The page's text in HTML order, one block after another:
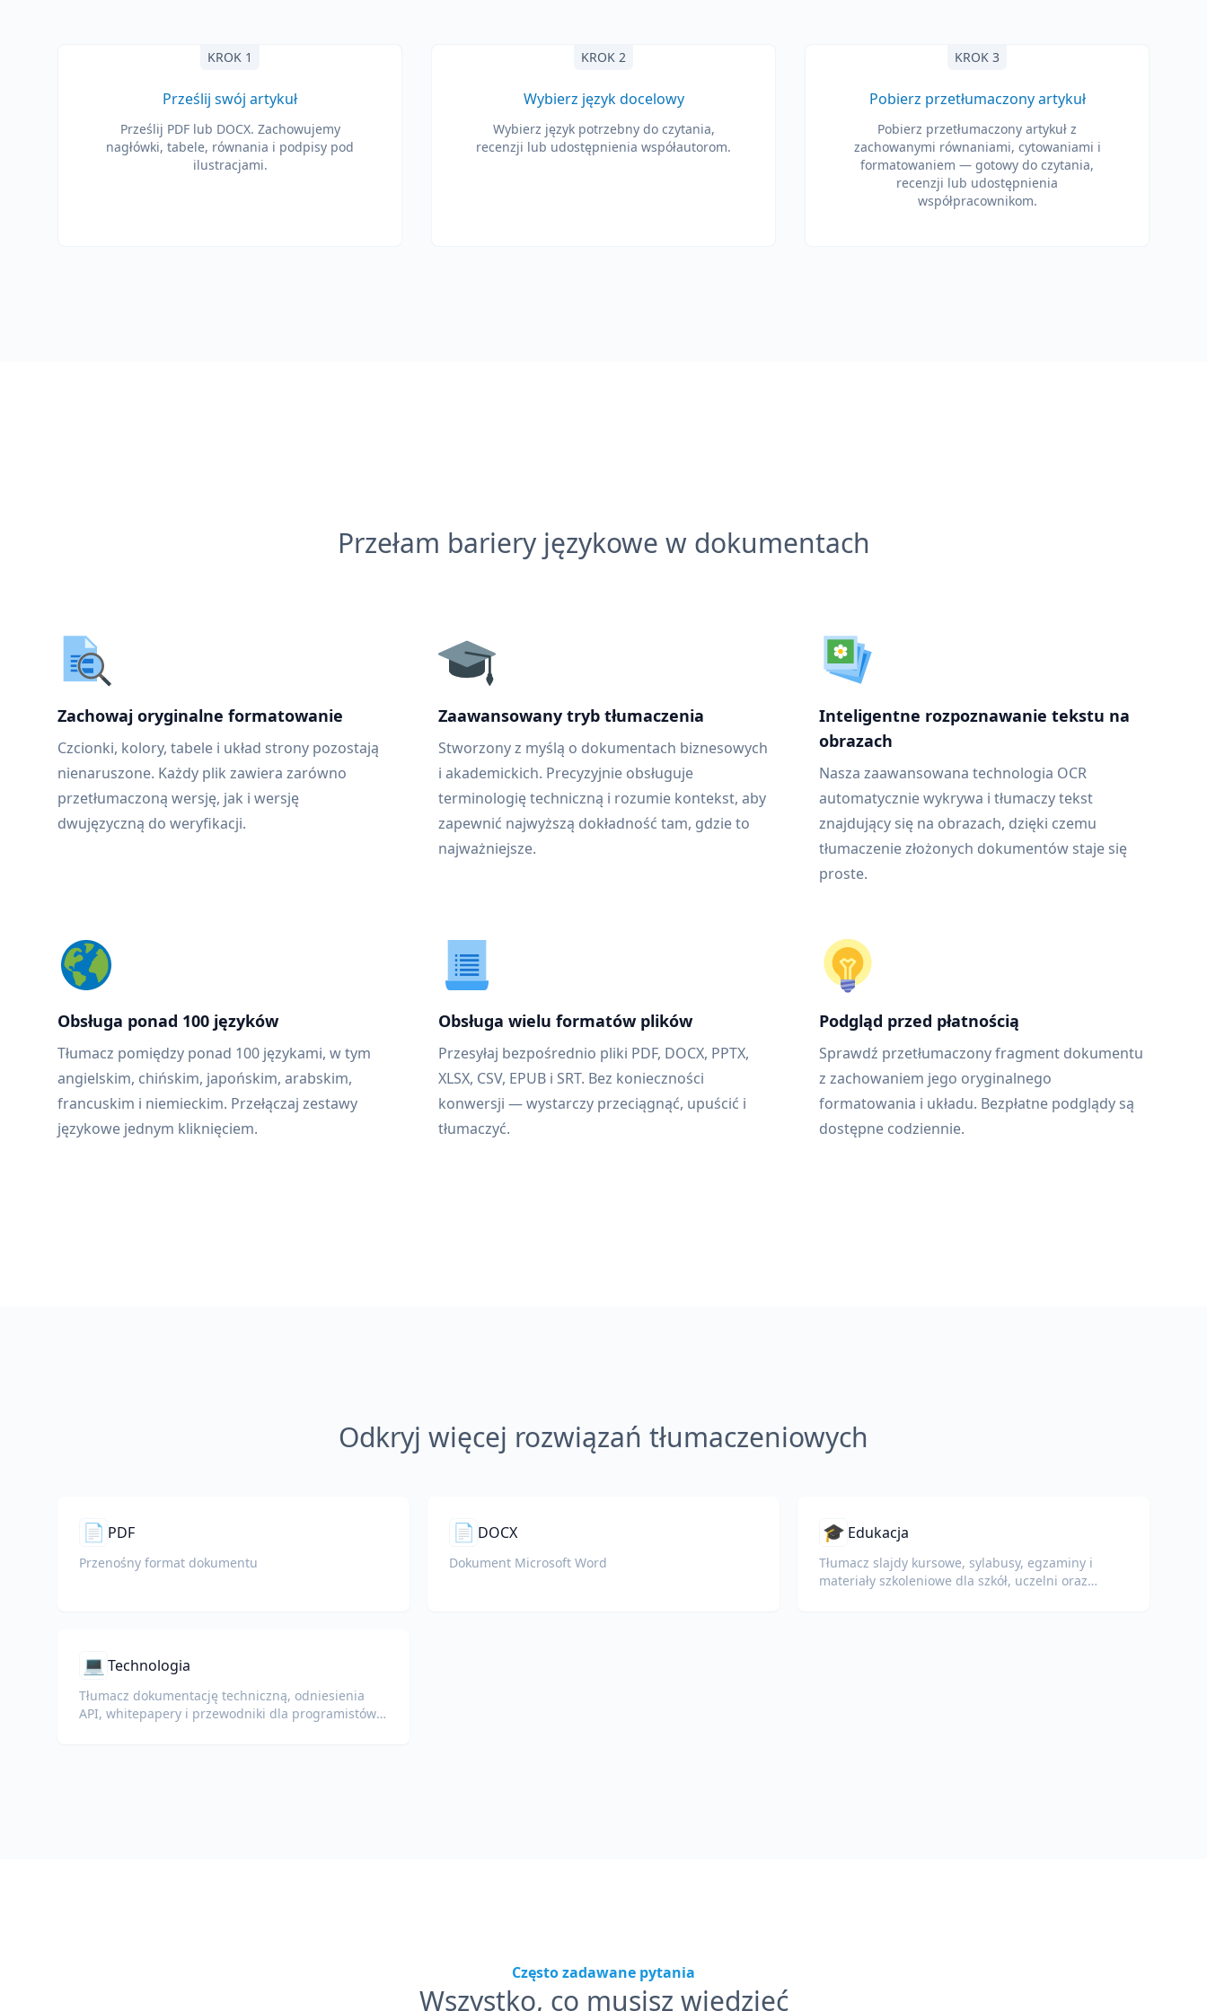
KROK 1
Prześlij swój artykuł
Prześlij PDF lub DOCX. Zachowujemy
nagłówki, tabele, równania i podpisy pod
ilustracjami.
KROK 2
Wybierz język docelowy
Wybierz język potrzebny do czytania,
recenzji lub udostępnienia współautorom.
KROK 3
Pobierz przetłumaczony artykuł
Pobierz przetłumaczony artykuł z
zachowanymi równaniami, cytowaniami i
formatowaniem — gotowy do czytania,
recenzji lub udostępnienia
współpracownikom.
Przełam bariery językowe w dokumentach
Zachowaj oryginalne formatowanie
Czcionki, kolory, tabele i układ strony pozostają
nienaruszone. Każdy plik zawiera zarówno
przetłumaczoną wersję, jak i wersję
dwujęzyczną do weryfikacji.
Zaawansowany tryb tłumaczenia
Stworzony z myślą o dokumentach biznesowych
i akademickich. Precyzyjnie obsługuje
terminologię techniczną i rozumie kontekst, aby
zapewnić najwyższą dokładność tam, gdzie to
najważniejsze.
Inteligentne rozpoznawanie tekstu na
obrazach
Nasza zaawansowana technologia OCR
automatycznie wykrywa i tłumaczy tekst
znajdujący się na obrazach, dzięki czemu
tłumaczenie złożonych dokumentów staje się
proste.
Obsługa ponad 100 języków
Tłumacz pomiędzy ponad 100 językami, w tym
angielskim, chińskim, japońskim, arabskim,
francuskim i niemieckim. Przełączaj zestawy
językowe jednym kliknięciem.
Obsługa wielu formatów plików
Przesyłaj bezpośrednio pliki PDF, DOCX, PPTX,
XLSX, CSV, EPUB i SRT. Bez konieczności
konwersji — wystarczy przeciągnąć, upuścić i
tłumaczyć.
Podgląd przed płatnością
Sprawdź przetłumaczony fragment dokumentu
z zachowaniem jego oryginalnego
formatowania i układu. Bezpłatne podglądy są
dostępne codziennie.
Odkryj więcej rozwiązań tłumaczeniowych
📄 PDF
Przenośny format dokumentu
📄 DOCX
Dokument Microsoft Word
🎓 Edukacja
Tłumacz slajdy kursowe, sylabusy, egzaminy i
materiały szkoleniowe dla szkół, uczelni oraz
💻 Technologia
Tłumacz dokumentację techniczną, odniesienia
API, whitepapery i przewodniki dla programistów,
Często zadawane pytania
Wszystko, co musisz wiedzieć